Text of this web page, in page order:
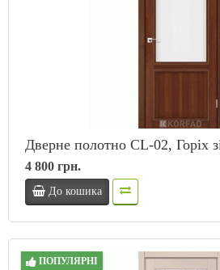
Дверне полотно CL-02, Горіх
4 800 грн.
До кошика
ПОПУЛЯРНІ